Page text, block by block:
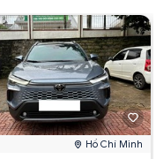
Hồ Chí Minh